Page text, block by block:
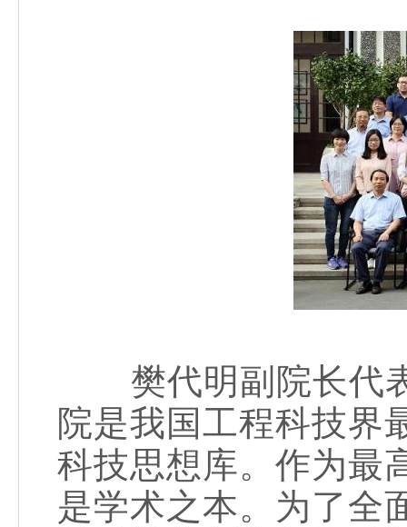
樊代明副院长代表
院是我国工程科技界
科技思想库。作为最
是学术之本。为了全